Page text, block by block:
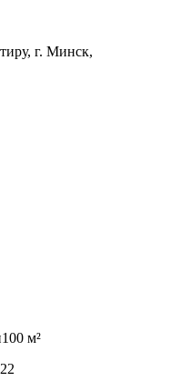
г. Минск,
100 м²